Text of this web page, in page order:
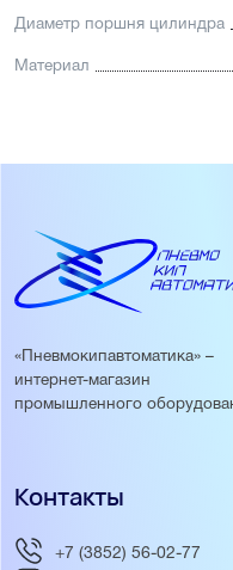
Диаметр поршня цилиндра
Материал
«Пневмокипавтоматика» –
интернет-магазин
промышленного
Контакты
+7 (3852) 56-02-77